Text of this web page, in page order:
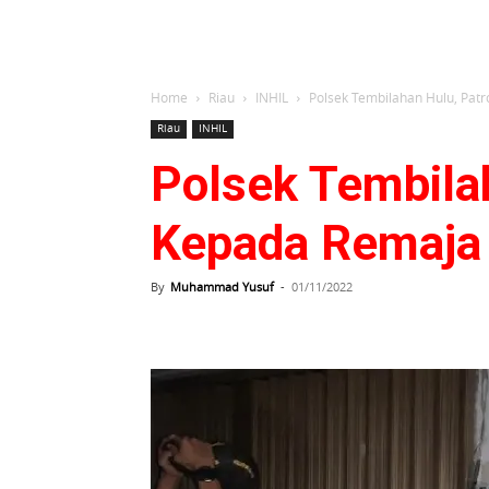
Home Riau INHIL Polsek Tembilahan Hulu,
Riau INHIL
Polsek
Kepada Remaja
By Muhammad Yusuf - 01/11/2022